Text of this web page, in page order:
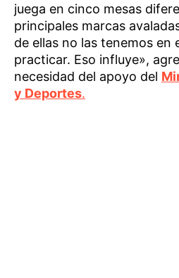
juega en cinco mesas
principales marcas
de ellas no las tenemos en
practicar. Eso influye»,
necesidad del apoyo del
y Deportes.